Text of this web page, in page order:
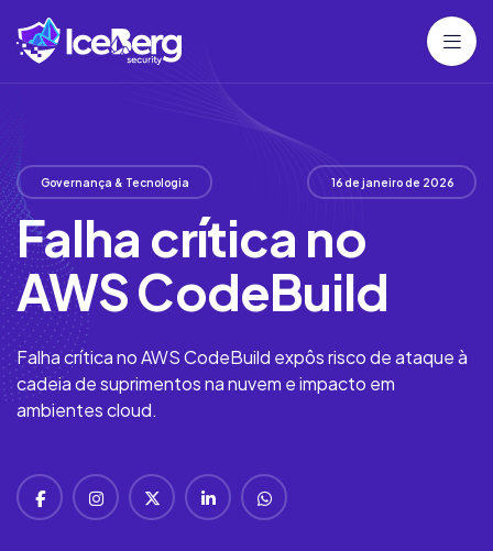
Governança & Tecnologia 16 de janeiro de 2026
Falha crítica no
AWS CodeBuild
Falha crítica no AWS CodeBuild expôs risco de ataque à
cadeia de suprimentos na nuvem e impacto em
ambientes cloud.